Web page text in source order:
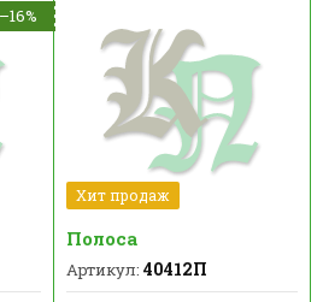
–16%
Хит продаж
Полоса
Артикул: 40412П